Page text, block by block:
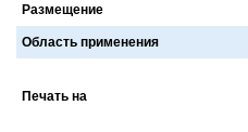
Размещение
Область применения
Печать на